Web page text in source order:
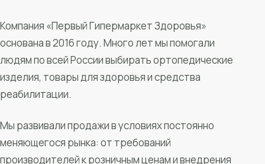
Компания «Первый Гипермаркет Здоровья»
основана в 2016 году. Много лет мы помогали
людям по всей России выбирать ортопедические
изделия, товары для здоровья и средства
реабилитации.
Мы развивали продажи в условиях постоянно
меняющегося рынка: от требований
производителей к розничным ценам и внедрения